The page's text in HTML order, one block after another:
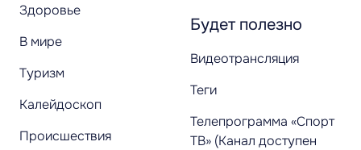
Здоровье
В мире
Туризм
Калейдоскоп
Происшествия
Будет полезно
Видеотрансляция
Теги
Телепрограмма «Спорт
ТВ» (Канал доступен